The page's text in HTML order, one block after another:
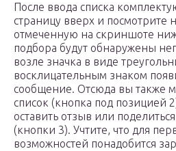
После ввода списка
страницу вверх и посмотрите
отмеченную на скриншоте
подбора будут обнаружены
возле значка в виде
восклицательным знаком
сообщение. Отсюда вы также
список (кнопка под позицией
оставить отзыв или
(кнопки 3). Учтите, что для
возможностей понадобится